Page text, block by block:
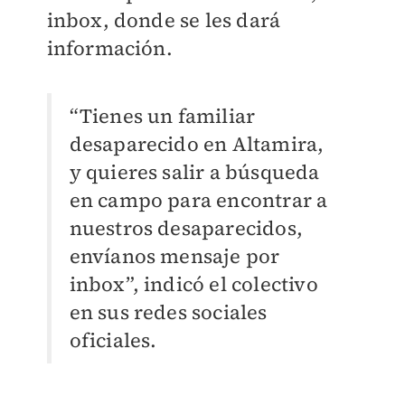
inbox, donde se les dará
información.
“Tienes un familiar
desaparecido en Altamira,
y quieres salir a búsqueda
en campo para encontrar a
nuestros desaparecidos,
envíanos mensaje por
inbox”, indicó el colectivo
en sus redes sociales
oficiales.